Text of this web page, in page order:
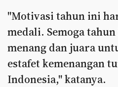
"Motivasi tahun ini
medali. Semoga
menang dan juara
estafet kemenangan
Indonesia," katanya.